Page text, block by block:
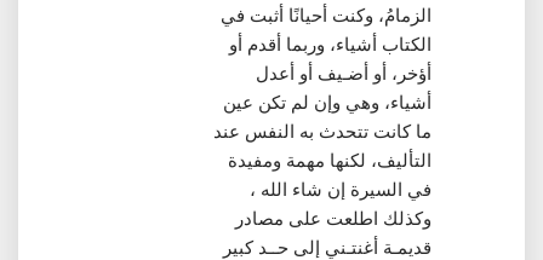
الزمامُ، وكنت أحيانًا أثبت في
الكتاب أشياء، وربما أقدم أو
أؤخر، أو أضـيف أو أعدل
أشياء، وهي وإن لم تكن عين
ما كانت تتحدث به النفس عند
التأليف، لكنها مهمة ومفيدة
في السيرة إن شاء الله ،
وكذلك اطلعت على مصادر
قديمـة أغنتـني إلى حــد كبير